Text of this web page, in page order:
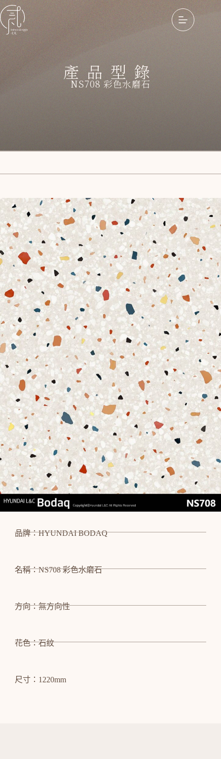
產品型錄
NS708 彩色水磨石
品牌：HYUNDAI BODAQ
名稱：NS708 彩色水磨石
方向：無方向性
花色：石紋
尺寸：1220mm